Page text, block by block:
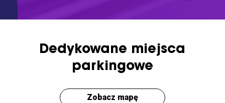
Dedykowane miejsca
parkingowe
Zobacz mapę